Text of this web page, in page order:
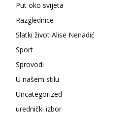
Put oko svijeta
Razglednice
Slatki život Alise Nenadić
Sport
Sprovodi
U našem stilu
Uncategorized
urednički izbor